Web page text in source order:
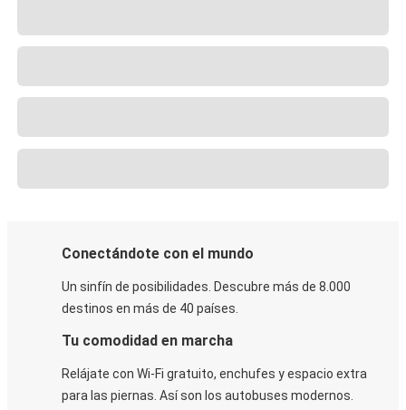
Conectándote con el mundo
Un sinfín de posibilidades. Descubre más de 8.000
destinos en más de 40 países.
Tu comodidad en marcha
Relájate con Wi-Fi gratuito, enchufes y espacio extra
para las piernas. Así son los autobuses modernos.